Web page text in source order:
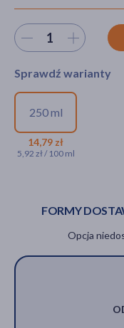
Wybierz ilość
Sprawdź warianty
250 ml
14,79 zł
5,92 zł / 100 ml
FORMY
Opcja